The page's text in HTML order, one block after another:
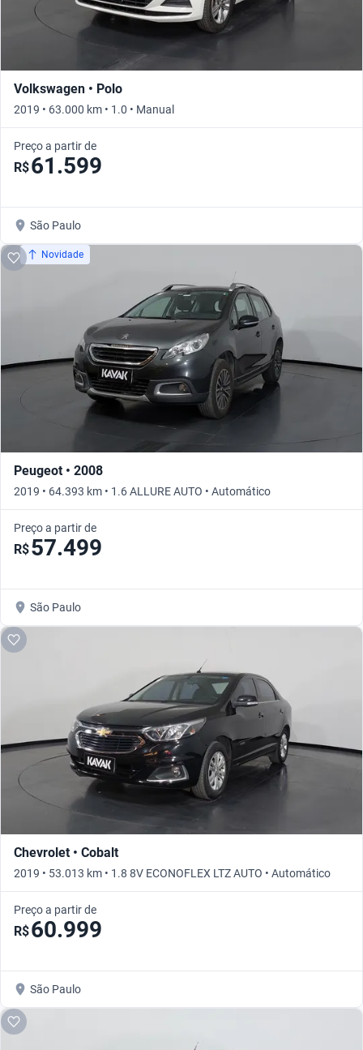
Volkswagen • Polo
2019 • 63.000 km • 1.0 • Manual
Preço a partir de
R$61.599
São Paulo
Novidade
Peugeot • 2008
2019 • 64.393 km • 1.6 ALLURE AUTO • Automático
Preço a partir de
R$57.499
São Paulo
Chevrolet • Cobalt
2019 • 53.013 km • 1.8 8V ECONOFLEX LTZ AUTO • Automático
Preço a partir de
R$60.999
São Paulo